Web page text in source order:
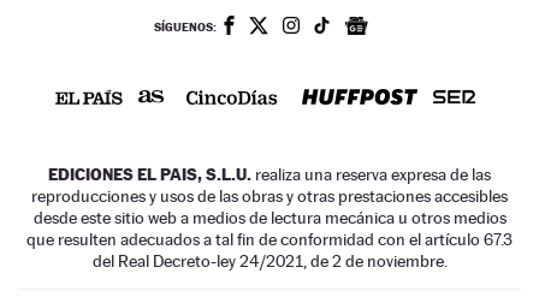
SÍGUENOS:
EDICIONES EL PAIS, S.L.U. realiza una reserva expresa de las
reproducciones y usos de las obras y otras prestaciones accesibles
desde este sitio web a medios de lectura mecánica u otros medios
que resulten adecuados a tal fin de conformidad con el artículo 67.3
del Real Decreto-ley 24/2021, de 2 de noviembre.